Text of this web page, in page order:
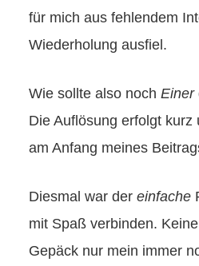
für mich aus fehlendem
Wiederholung ausfiel.
Wie sollte also noch Einer
Die Auflösung erfolgt kurz
am Anfang meines
Diesmal war der einfache
mit Spaß verbinden.
Gepäck nur mein immer